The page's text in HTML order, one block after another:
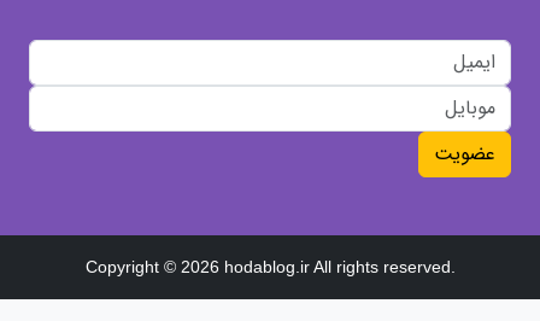
عضویت
Copyright © 2026 hodablog.ir All rights reserved.